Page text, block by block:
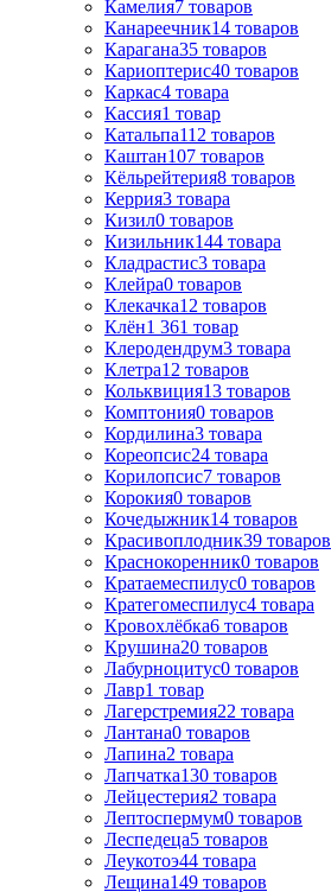
Камелия7 товаров
Канареечник14 товаров
Карагана35 товаров
Кариоптерис40 товаров
Каркас4 товара
Кассия1 товар
Катальпа112 товаров
Каштан107 товаров
Кёльрейтерия8 товаров
Керрия3 товара
Кизил0 товаров
Кизильник144 товара
Кладрастис3 товара
Клейра0 товаров
Клекачка12 товаров
Клён1 361 товар
Клеродендрум3 товара
Клетра12 товаров
Кольквиция13 товаров
Комптония0 товаров
Кордилина3 товара
Кореопсис24 товара
Корилопсис7 товаров
Корокия0 товаров
Кочедыжник14 товаров
Красивоплодник39 товаров
Краснокоренник0 товаров
Кратаемеспилус0 товаров
Кратегомеспилус4 товара
Кровохлёбка6 товаров
Крушина20 товаров
Лабурноцитус0 товаров
Лавр1 товар
Лагерстремия22 товара
Лантана0 товаров
Лапина2 товара
Лапчатка130 товаров
Лейцестерия2 товара
Лептоспермум0 товаров
Леспедеца5 товаров
Леукотоэ44 товара
Лещина149 товаров